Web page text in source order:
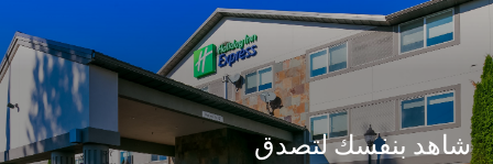
شاهد بنفسك لتصدق